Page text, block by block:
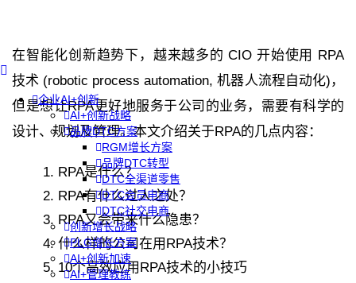
企业AI+创新
AI+创新战略
品牌DTC方案
RGM增长方案
品牌DTC转型
DTC全渠道零售
DTC会员电商
DTC社交电商
创新增长战略
PLG增长方案
AI+创新加速
AI+管理教练
在智能化创新趋势下，越来越多的 CIO 开始使用 RPA
技术 (robotic process automation, 机器人流程自动化)，
但是想让RPA更好地服务于公司的业务，需要有科学的
设计、规划及管理。本文介绍关于RPA的几点内容：
RPA是什么？
RPA有什么过人之处？
RPA又会带来什么隐患？
什么样的公司在用RPA技术？
10个高效应用RPA技术的小技巧